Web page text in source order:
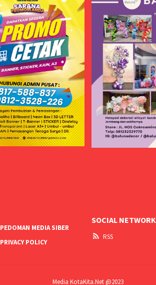
PEDOMAN MEDIA SIBER
PRIVACY POLICY
SOCIAL NETWORK
RSS
Media KotaKita.Net @2023